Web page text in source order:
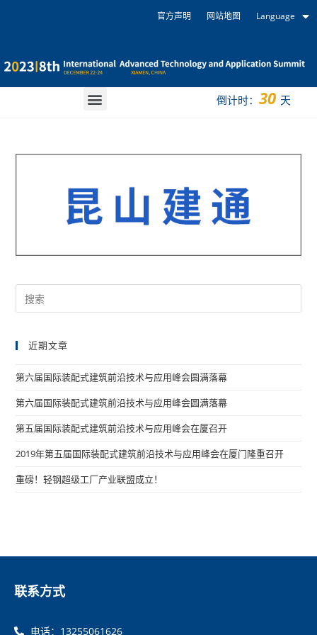
官方声明 网站地图 Language
倒计时： 30 天
近期文章
第六届国际装配式建筑前沿技术与应用峰会圆满落幕
第六届国际装配式建筑前沿技术与应用峰会圆满落幕
第五届国际装配式建筑前沿技术与应用峰会在厦召开
2019年第五届国际装配式建筑前沿技术与应用峰会在厦门隆重召开
重磅！轻钢超级工厂产业联盟成立！
联系方式
电话：13255061626